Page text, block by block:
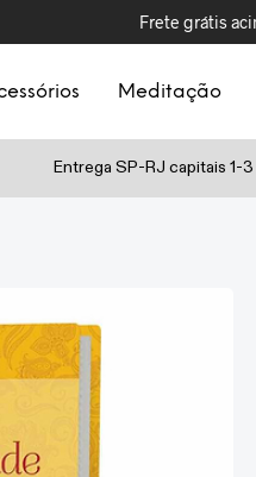
Frete grátis
Meditação
Entrega SP-RJ capitais 1-